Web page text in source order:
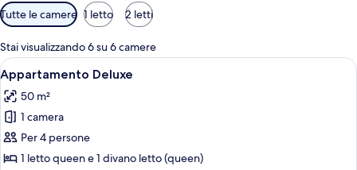
t
Filtri
disponibili
per
le
camere
Tutte le camere 1 letto 2 letti
Stai visualizzando 6 su 6 camere
Apri
tutte
le
foto
per
Appartamento
Una camera d'albergo con un letto,
10
Appartamento Deluxe
50 m²
1 camera
Per 4 persone
1 letto queen e 1 divano letto (queen)